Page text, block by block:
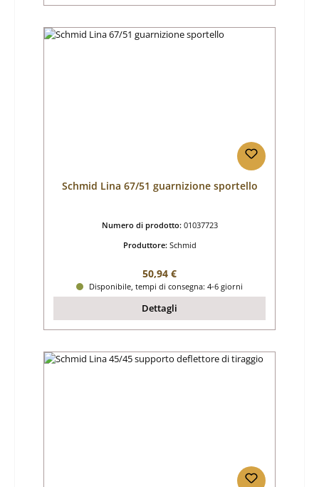
Schmid Lina 67/51 guarnizione sportello
Numero di prodotto: 01037723
Produttore: Schmid
Prezzo normale:
50,94 €
Disponibile, tempi di consegna: 4-6 giorni
Dettagli